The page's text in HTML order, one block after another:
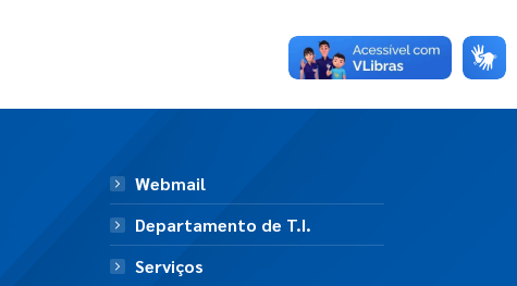
Webmail
Departamento de T.I.
Serviços